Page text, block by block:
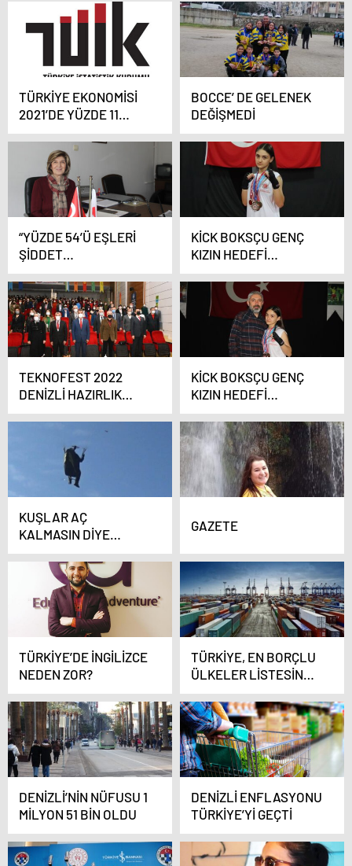
EDECEKLER
TÜRKİYE EKONOMİSİ
2021’DE YÜZDE 11
BÜYÜDÜ
BOCCE’ DE GELENEK
DEĞİŞMEDİ
“YÜZDE 54’Ü EŞLERİ
ŞİDDET
UYGULAYANLAR”
KİCK BOKSÇU GENÇ
KIZIN HEDEFİ
TÜRKİYE’Yİ TEMSİL
ETMEK
TEKNOFEST 2022
DENİZLİ HAZIRLIK
ÇALIŞTAYI YAPILDI
KİCK BOKSÇU GENÇ
KIZIN HEDEFİ
TÜRKİYE’Yİ TEMSİL
ETMEK
KUŞLAR AÇ
KALMASIN DİYE
PARAŞÜTLE DAĞI
BOMBALADILAR
GAZETE
TÜRKİYE’DE İNGİLİZCE
NEDEN ZOR?
TÜRKİYE, EN BORÇLU
ÜLKELER LİSTESİNDE
SON SIRALARDA
DENİZLİ’NİN NÜFUSU 1
MİLYON 51 BİN OLDU
DENİZLİ ENFLASYONU
TÜRKİYE’Yİ GEÇTİ